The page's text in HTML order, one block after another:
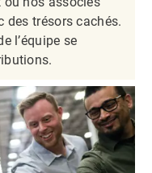
des trésors cachés.
l’équipe se